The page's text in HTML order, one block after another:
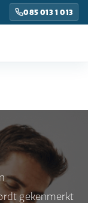
085 013 1 013
gekenmerkt